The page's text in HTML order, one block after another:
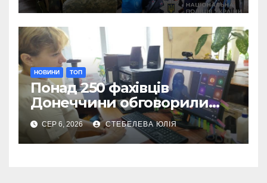
НОВИНИ ТОП
Понад 250 фахівців
Донеччини обговорили
роботу влади під час війни
СЕР 6, 2026 СТЕБЕЛЕВА ЮЛІЯ